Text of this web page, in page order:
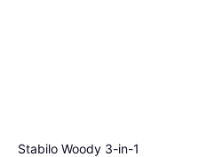
Stabilo Woody 3-in-1